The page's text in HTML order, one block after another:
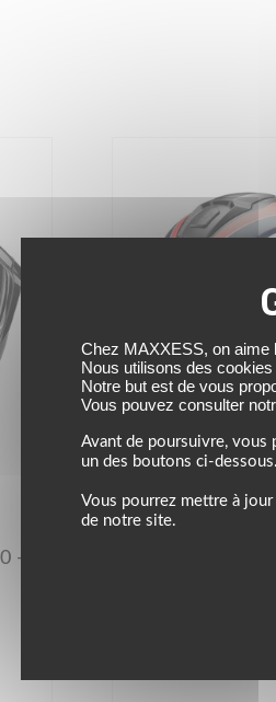
-
SR10
Chez MAXXESS, on aime
Nous utilisons des
Notre but est de vous
Vous pouvez consulter
Avant de poursuivre, vous
un des boutons ci-dessous.
Vous pourrez mettre à
de notre site.